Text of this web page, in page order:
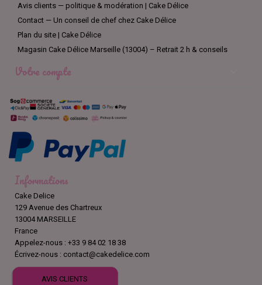
Avis clients — politique & modération | Cake Délice
Contact — Un conseil de chef chez Cake Délice
Plan du site | Cake Délice
Magasin Cake Délice Marseille (13004) – Retrait 2 h & conseils
Votre compte
Informations
Cake Delice
129 Avenue des Chartreux
13004 MARSEILLE
France
Appelez-nous : +33 9 84 02 18 38
Écrivez-nous : contact@cakedelice.com
AVIS CLIENTS